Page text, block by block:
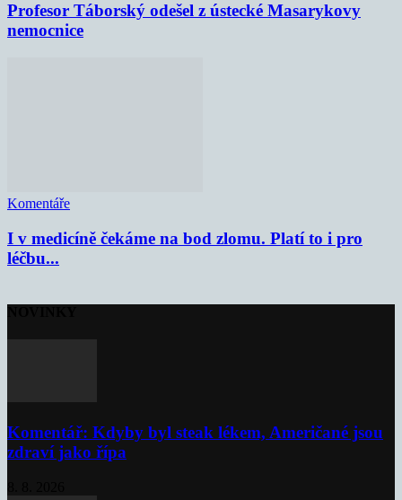
Profesor Táborský odešel z ústecké Masarykovy
nemocnice
Komentáře
I v medicíně čekáme na bod zlomu. Platí to i pro
léčbu...
Komentář: Kdyby byl steak lékem, Američané jsou
zdraví jako řípa